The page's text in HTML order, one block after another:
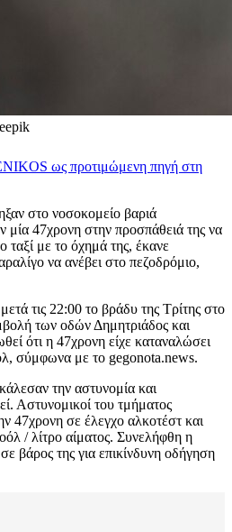
ως προτιμώμενη πηγή στη
στο νοσοκομείο βαριά
μία 47χρονη στην προσπάθειά της να
με το όχημά της, έκανε
να ανέβει στο πεζοδρόμιο,
τις 22:00 το βράδυ της Τρίτης στο
των οδών Δημητριάδος και
ότι η 47χρονη είχε καταναλώσει
σύμφωνα με το gegonota.news.
την αστυνομία και
Αστυνομικοί του τμήματος
47χρονη σε έλεγχο αλκοτέστ και
/ λίτρο αίματος. Συνελήφθη η
βάρος της για επικίνδυνη οδήγηση